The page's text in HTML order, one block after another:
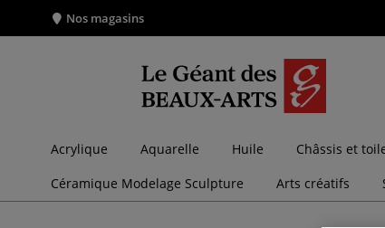
Nos magasins
Acrylique Aquarelle Huile Châssis et
Céramique Modelage Sculpture
Arts créatifs